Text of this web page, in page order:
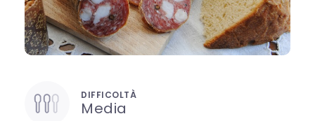
DIFFICOLTÀ
Media